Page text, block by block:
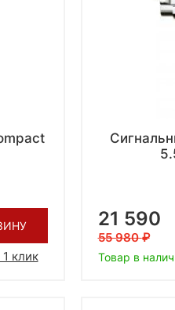
клик
21 590
55 980
Товар в